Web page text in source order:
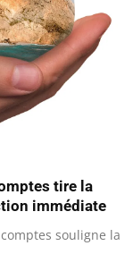
tire la
immédiate
souligne la